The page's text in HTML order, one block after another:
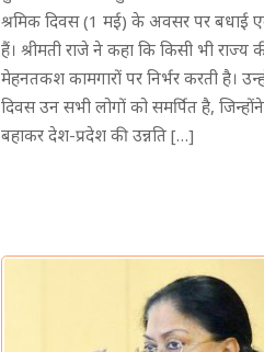
श्रमिक दिवस (1 मई) के अवसर पर बधाई
हैं। श्रीमती राजे ने कहा कि किसी भी
मेहनतकश कामगारों पर निर्भर करती है।
दिवस उन सभी लोगों को समर्पित है,
बहाकर देश-प्रदेश की उन्नति […]